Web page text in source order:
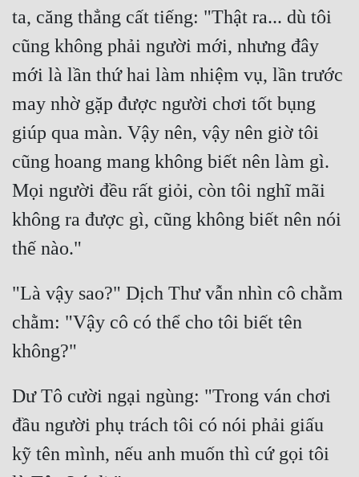
ta, căng thẳng cất tiếng: "Thật ra... dù tôi
cũng không phải người mới, nhưng đây
mới là lần thứ hai làm nhiệm vụ, lần trước
may nhờ gặp được người chơi tốt bụng
giúp qua màn. Vậy nên, vậy nên giờ tôi
cũng hoang mang không biết nên làm gì.
Mọi người đều rất giỏi, còn tôi nghĩ mãi
không ra được gì, cũng không biết nên nói
"Là vậy sao?" Dịch Thư vẫn nhìn cô chằm
chằm: "Vậy cô có thể cho tôi biết tên
Dư Tô cười ngại ngùng: "Trong ván chơi
đầu người phụ trách tôi có nói phải giấu
kỹ tên mình, nếu anh muốn thì cứ gọi tôi